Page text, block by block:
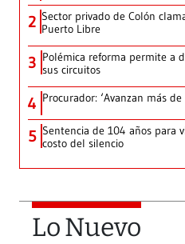
2 Sector privado de Colón
Puerto Libre
3 Polémica reforma permite a
sus circuitos
4 Procurador: ‘Avanzan más
5 Sentencia de 104 años para
costo del silencio
Lo Nuevo